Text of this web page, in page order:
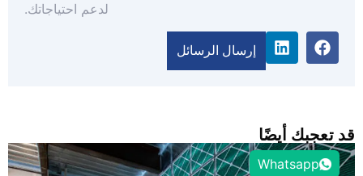
لدعم احتياجاتك.
إرسال الرسائل
تعجبك أيضًا
Whatsapp